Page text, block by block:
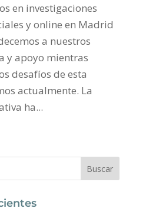
en investigaciones
y online en Madrid
a nuestros
y apoyo mientras
desafíos de esta
actualmente. La
ha...